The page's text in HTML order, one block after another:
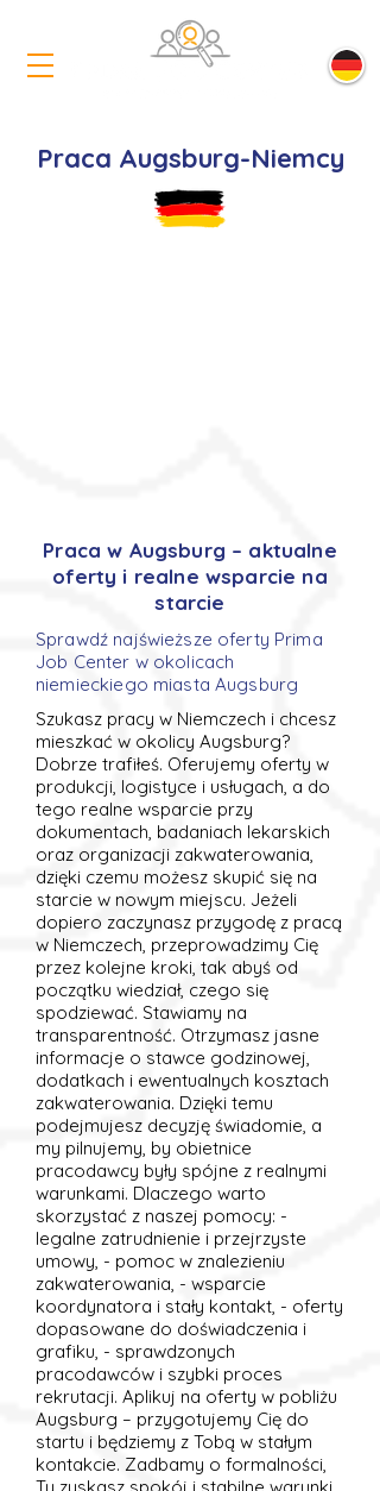
Praca Augsburg-Niemcy
Praca w Augsburg – aktualne
oferty i realne wsparcie na
starcie
Sprawdź najświeższe oferty Prima
Job Center w okolicach
niemieckiego miasta Augsburg
Szukasz pracy w Niemczech i chcesz
mieszkać w okolicy Augsburg?
Dobrze trafiłeś. Oferujemy oferty w
produkcji, logistyce i usługach, a do
tego realne wsparcie przy
dokumentach, badaniach lekarskich
oraz organizacji zakwaterowania,
dzięki czemu możesz skupić się na
starcie w nowym miejscu. Jeżeli
dopiero zaczynasz przygodę z pracą
w Niemczech, przeprowadzimy Cię
przez kolejne kroki, tak abyś od
początku wiedział, czego się
spodziewać. Stawiamy na
transparentność. Otrzymasz jasne
informacje o stawce godzinowej,
dodatkach i ewentualnych kosztach
zakwaterowania. Dzięki temu
podejmujesz decyzję świadomie, a
my pilnujemy, by obietnice
pracodawcy były spójne z realnymi
warunkami. Dlaczego warto
skorzystać z naszej pomocy: -
legalne zatrudnienie i przejrzyste
umowy, - pomoc w znalezieniu
zakwaterowania, - wsparcie
koordynatora i stały kontakt, - oferty
dopasowane do doświadczenia i
grafiku, - sprawdzonych
pracodawców i szybki proces
rekrutacji. Aplikuj na oferty w pobliżu
Augsburg – przygotujemy Cię do
startu i będziemy z Tobą w stałym
kontakcie. Zadbamy o formalności,